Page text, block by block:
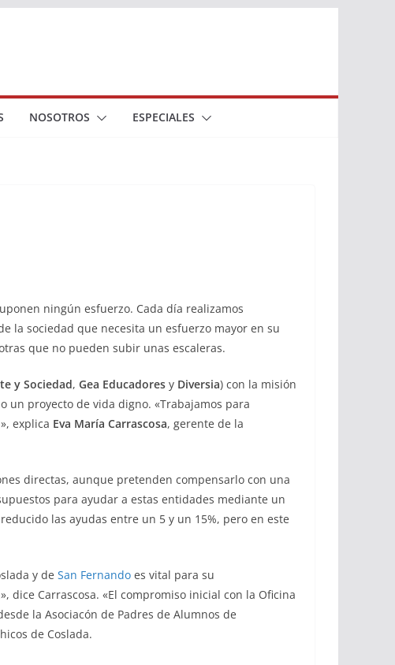
NOSOTROS ESPECIALES
ningún esfuerzo. Cada día realizamos
la sociedad que necesita un esfuerzo mayor en su
que no pueden subir unas escaleras.
y Sociedad, Gea Educadores y Diversia) con la misión
un proyecto de vida digno. «Trabajamos para
explica Eva María Carrascosa, gerente de la
directas, aunque pretenden compensarlo con una
para ayudar a estas entidades mediante un
las ayudas entre un 5 y un 15%, pero en este
y de San Fernando es vital para su
dice Carrascosa. «El compromiso inicial con la Oficina
la Asociacón de Padres de Alumnos de
de Coslada.